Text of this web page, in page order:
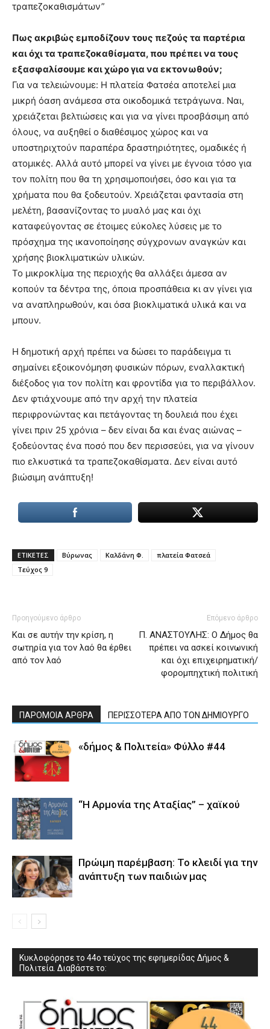
τραπεζοκαθισμάτων”
Πως ακριβώς εμποδίζουν τους πεζούς τα παρτέρια
και όχι τα τραπεζοκαθίσματα, που πρέπει να τους
εξασφαλίσουμε και χώρο για να εκτονωθούν;
Για να τελειώνουμε: Η πλατεία Φατσέα αποτελεί μια
μικρή όαση ανάμεσα στα οικοδομικά τετράγωνα. Ναι,
χρειάζεται βελτιώσεις και για να γίνει προσβάσιμη από
όλους, να αυξηθεί ο διαθέσιμος χώρος και να
υποστηριχτούν παραπέρα δραστηριότητες, ομαδικές ή
ατομικές. Αλλά αυτό μπορεί να γίνει με έγνοια τόσο για
τον πολίτη που θα τη χρησιμοποιήσει, όσο και για τα
χρήματα που θα ξοδευτούν. Χρειάζεται φαντασία στη
μελέτη, βασανίζοντας το μυαλό μας και όχι
καταφεύγοντας σε έτοιμες εύκολες λύσεις με το
πρόσχημα της ικανοποίησης σύγχρονων αναγκών και
χρήσης βιοκλιματικών υλικών.
Το μικροκλίμα της περιοχής θα αλλάξει άμεσα αν
κοπούν τα δέντρα της, όποια προσπάθεια κι αν γίνει για
να αναπληρωθούν, και όσα βιοκλιματικά υλικά και να
μπουν.
Η δημοτική αρχή πρέπει να δώσει το παράδειγμα τι
σημαίνει εξοικονόμηση φυσικών πόρων, εναλλακτική
διέξοδος για τον πολίτη και φροντίδα για το περιβάλλον.
Δεν φτιάχνουμε από την αρχή την πλατεία
περιφρονώντας και πετάγοντας τη δουλειά που έχει
γίνει πριν 25 χρόνια – δεν είναι δα και ένας αιώνας –
ξοδεύοντας ένα ποσό που δεν περισσεύει, για να γίνουν
πιο ελκυστικά τα τραπεζοκαθίσματα. Δεν είναι αυτό
βιώσιμη ανάπτυξη!
ΕΤΙΚΕΤΕΣ Βύρωνας Καλδάνη Φ.
πλατεία Φατσεά
Τεύχος 9
Προηγούμενο άρθρο
Και σε αυτήν την κρίση, η
σωτηρία για τον λαό θα έρθει
από τον λαό
Επόμενο άρθρο
Π. ΑΝΑΣΤΟΥΛΗΣ: Ο Δήµος θα
πρέπει να ασκεί κοινωνική
και όχι επιχειρηµατική/
φοροµπηχτική πολιτική
ΠΑΡΟΜΟΙΑ ΑΡΘΡΑ ΠΕΡΙΣΣΟΤΕΡΑ ΑΠΟ ΤΟΝ ΔΗΜΙΟΥΡΓΟ
«δήμος & Πολιτεία» Φύλλο #44
“Η Αρμονία της Αταξίας” – χαϊκού
Πρώιμη παρέμβαση: Το κλειδί για την
ανάπτυξη των παιδιών µας
Κυκλοφόρησε το 44ο τεύχος της εφημερίδας Δήμος &
Πολιτεία. Διαβάστε το: